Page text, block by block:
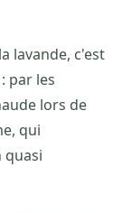
lavande, c'est
par les
lors de
qui
quasi